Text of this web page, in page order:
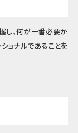
し、何が一番必要か
ョナルであることを